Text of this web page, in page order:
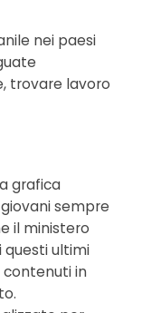
nei paesi
trovare lavoro
grafica
sempre
il ministero
questi ultimi
in